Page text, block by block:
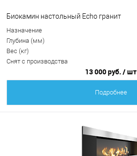
Биокамин настольный Echo гранит
Назначение
Глубина (мм)
Вес (кг)
Снят с производства
13 000 руб. / шт
Подробнее